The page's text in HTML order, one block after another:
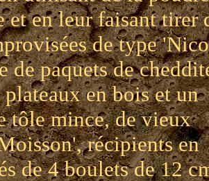
et en leur faisant tirer
de type
de paquets de
en bois et un
tôle mince, de vieux
récipients en
de 4 boulets de 12